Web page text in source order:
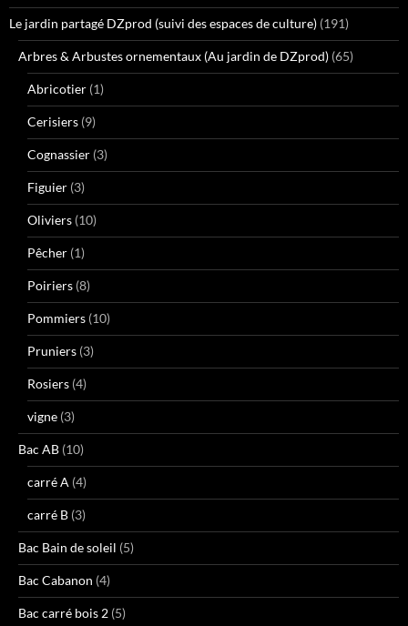
Le jardin partagé DZprod (suivi des espaces de culture) (191)
Arbres & Arbustes ornementaux (Au jardin de DZprod) (65)
Abricotier (1)
Cerisiers (9)
Cognassier (3)
Figuier (3)
Oliviers (10)
Pêcher (1)
Poiriers (8)
Pommiers (10)
Pruniers (3)
Rosiers (4)
vigne (3)
Bac AB (10)
carré A (4)
carré B (3)
Bac Bain de soleil (5)
Bac Cabanon (4)
Bac carré bois 2 (5)